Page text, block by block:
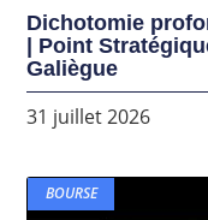
Dichotomie
| Point
Galiègue
31 juillet 2026
BOURSE